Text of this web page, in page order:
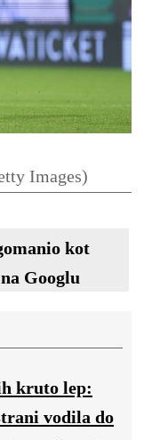
Images)
kot
Googlu
kruto lep:
vodila do